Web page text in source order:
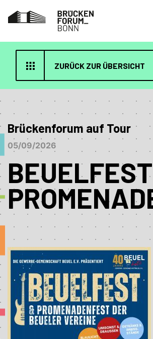
ZURÜCK ZUR ÜBERSICHT
Brückenforum auf Tour
05/09/2026